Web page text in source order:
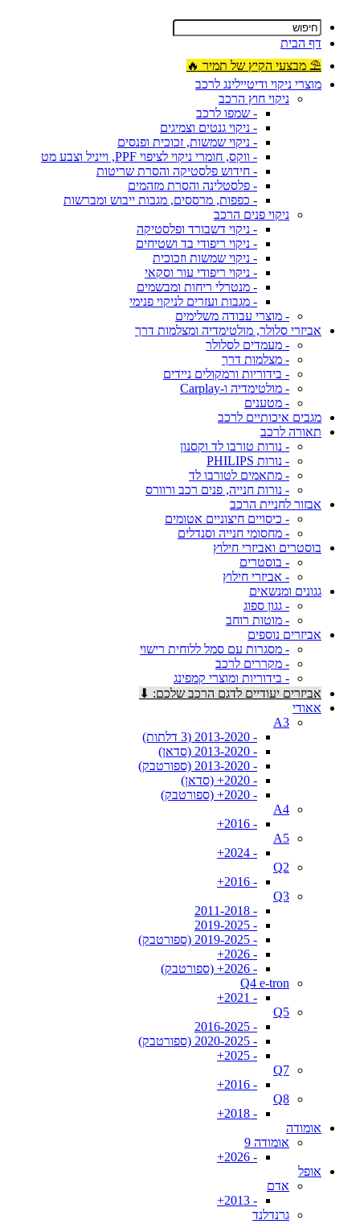
דף הבית
⛱ מבצעי הקיץ של תמיר 🔥
מוצרי ניקוי ודיטיילינג לרכב
ניקוי חוץ הרכב
- שמפו לרכב
- ניקוי גנטים וצמיגים
- ניקוי שמשות, זכוכית ופנסים
- ווקס, חומרי ניקוי לציפוי PPF, וייניל וצבע מט
- חידוש פלסטיקה והסרת שריטות
- פלסטלינה והסרת מזהמים
- כפפות, מרססים, מגבות ייבוש ומברשות
ניקוי פנים הרכב
- ניקוי דשבורד ופלסטיקה
- ניקוי ריפודי בד ושטיחים
- ניקוי שמשות וזכוכית
- ניקוי ריפודי עור וסקאי
- מנטרלי ריחות ומבשמים
- מגבות ועזרים לניקוי פנימי
- מוצרי עבודה משלימים
אביזרי סלולר, מולטימדיה ומצלמות דרך
- מעמדים לסלולר
- מצלמות דרך
- בידוריות ורמקולים ניידים
- מולטימדיה ו-Carplay
- מטענים
מגבים איכותיים לרכב
תאורה לרכב
- נורות טורבו לד וקסנון
- נורות PHILIPS
- מתאמים לטורבו לד
- נורות חנייה, פנים רכב ורוורס
אבזור לחניית הרכב
- כיסויים חיצוניים אטומים
- מחסומי חנייה וסנדלים
בוסטרים ואביזרי חילוץ
- בוסטרים
- אביזרי חילוץ
גגונים ומנשאים
- גגון ספוג
- מוטות רוחב
אביזרים נוספים
- מסגרות עם סמל ללוחית רישוי
- מקררים לרכב
- בידוריות ומוצרי קמפינג
אביזרים יעודיים לדגם הרכב שלכם: ⬇
אאודי
A3
- 2013-2020 (3 דלתות)
- 2013-2020 (סדאן)
- 2013-2020 (ספורטבק)
- 2020+ (סדאן)
- 2020+ (ספורטבק)
A4
- 2016+
A5
- 2024+
Q2
- 2016+
Q3
- 2011-2018
- 2019-2025
- 2019-2025 (ספורטבק)
- 2026+
- 2026+ (ספורטבק)
Q4 e-tron
- 2021+
Q5
- 2016-2025
- 2020-2025 (ספורטבק)
- 2025+
Q7
- 2016+
Q8
- 2018+
אומודה
אומודה 9
- 2026+
אופל
אדם
- 2013+
גרנדלנד